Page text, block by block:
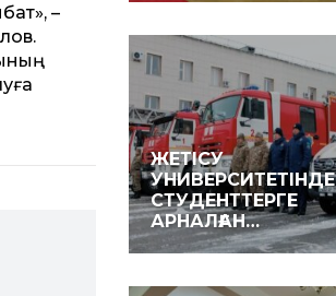
–
ЖЕТІСУ
УНИВЕРСИТЕТІНДЕ
СТУДЕНТТЕРГЕ
АРНАЛҒАН…